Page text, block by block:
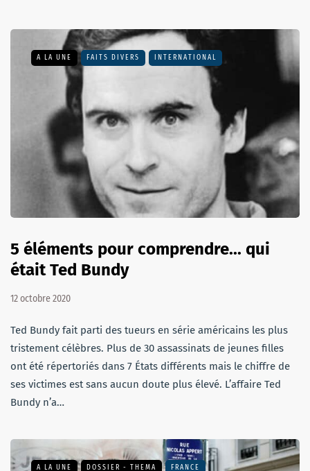
A LA UNE FAITS DIVERS INTERNATIONAL
5 éléments pour comprendre... qui
était Ted Bundy
12 octobre 2020
Ted Bundy fait parti des tueurs en série américains les plus
tristement célèbres. Plus de 30 assassinats de jeunes filles
ont été répertoriés dans 7 États différents mais le chiffre de
ses victimes est sans aucun doute plus élevé. L’affaire Ted
Bundy n’a…
A LA UNE DOSSIER - THEMA FRANCE